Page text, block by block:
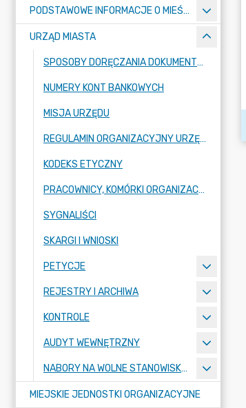
PODSTAWOWE INFORMACJE O MIEŚCIE
URZĄD MIASTA
SPOSOBY DORĘCZANIA DOKUMENTÓW DO URZĘDU MIASTA RADZIONKÓW
NUMERY KONT BANKOWYCH
MISJA URZĘDU
REGULAMIN ORGANIZACYJNY URZĘDU
KODEKS ETYCZNY
PRACOWNICY, KOMÓRKI ORGANIZACYJNE URZĘDU
SYGNALIŚCI
SKARGI I WNIOSKI
PETYCJE
REJESTRY I ARCHIWA
KONTROLE
AUDYT WEWNĘTRZNY
NABORY NA WOLNE STANOWISKA PRACY
MIEJSKIE JEDNOSTKI ORGANIZACYJNE